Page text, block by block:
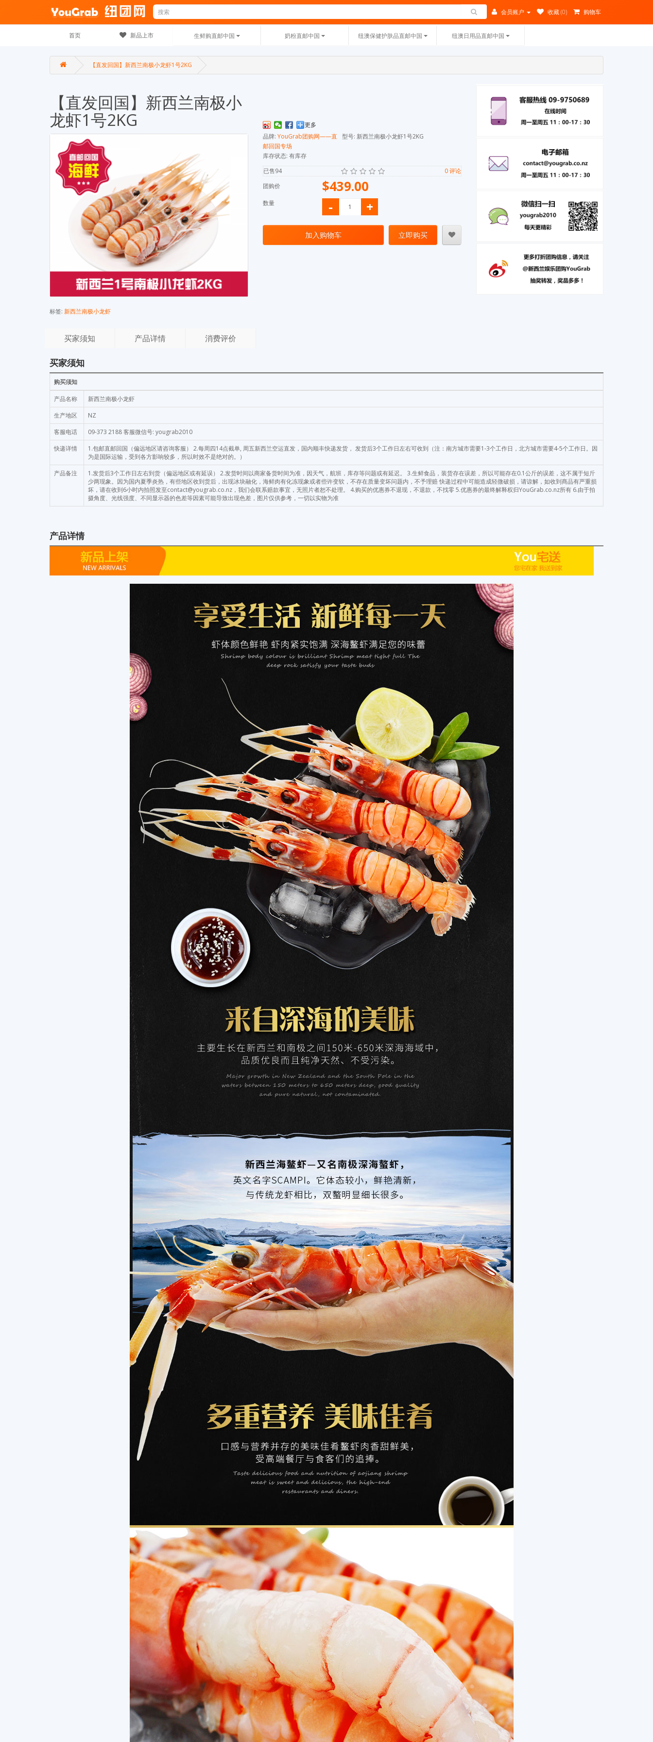
会员账户 收藏 (0) 购物车
首页 新品上市 生鲜购直邮中国 奶粉直邮中国 纽澳保健护肤品直邮中国 纽澳日用品直邮中国
【直发回国】新西兰南极小龙虾1号2KG
【直发回国】新西兰南极小
龙虾1号2KG
标签: 新西兰南极小龙虾
更多
品牌: YouGrab团购网——直
邮回国专场
型号: 新西兰南极小龙虾1号2KG
库存状态: 有库存
已售94
0 评论
团购价
$439.00
数量 - +
加入购物车 立即购买
买家须知 产品详情 消费评价
买家须知
购买须知
产品名称
新西兰南极小龙虾
生产地区
NZ
客服电话
09-373 2188 客服微信号: yougrab2010
快递详情
1.包邮直邮回国（偏远地区请咨询客服） 2.每周四14点截单, 周五新西兰空运直发，国内顺丰快递发货， 发货后3个工作日左右可收到（注：南方城市需要1-3个工作日，北方城市需要4-5个工作日。因
为是国际运输，受到各方影响较多，所以时效不是绝对的。）
产品备注
1.发货后3个工作日左右到货（偏远地区或有延误） 2.发货时间以商家备货时间为准，因天气，航班，库存等问题或有延迟。 3.生鲜食品，装货存在误差，所以可能存在0.1公斤的误差，这不属于短斤
少两现象。因为国内夏季炎热，有些地区收到货后，出现冰块融化，海鲜肉有化冻现象或者些许变软，不存在质量变坏问题内，不予理赔 快递过程中可能造成轻微破损，请谅解，如收到商品有严重损
坏，请在收到6小时内拍照发至contact@yougrab.co.nz，我们会联系赔款事宜，无照片者恕不处理。 4.购买的优惠券不退现，不退款，不找零 5.优惠券的最终解释权归YouGrab.co.nz所有 6.由于拍
摄角度、光线强度、不同显示器的色差等因素可能导致出现色差，图片仅供参考，一切以实物为准
产品详情